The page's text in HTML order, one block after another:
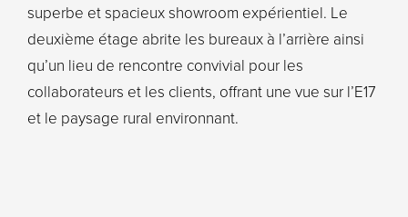
superbe et spacieux showroom expérientiel. Le
deuxième étage abrite les bureaux à l’arrière ainsi
qu’un lieu de rencontre convivial pour les
collaborateurs et les clients, offrant une vue sur l’E17
et le paysage rural environnant.